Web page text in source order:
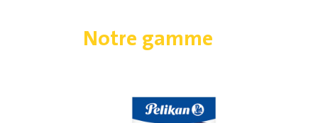
Notre gamme